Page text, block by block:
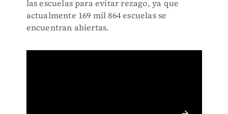
las escuelas para evitar rezago, ya que
actualmente 169 mil 864 escuelas se
encuentran abiertas.